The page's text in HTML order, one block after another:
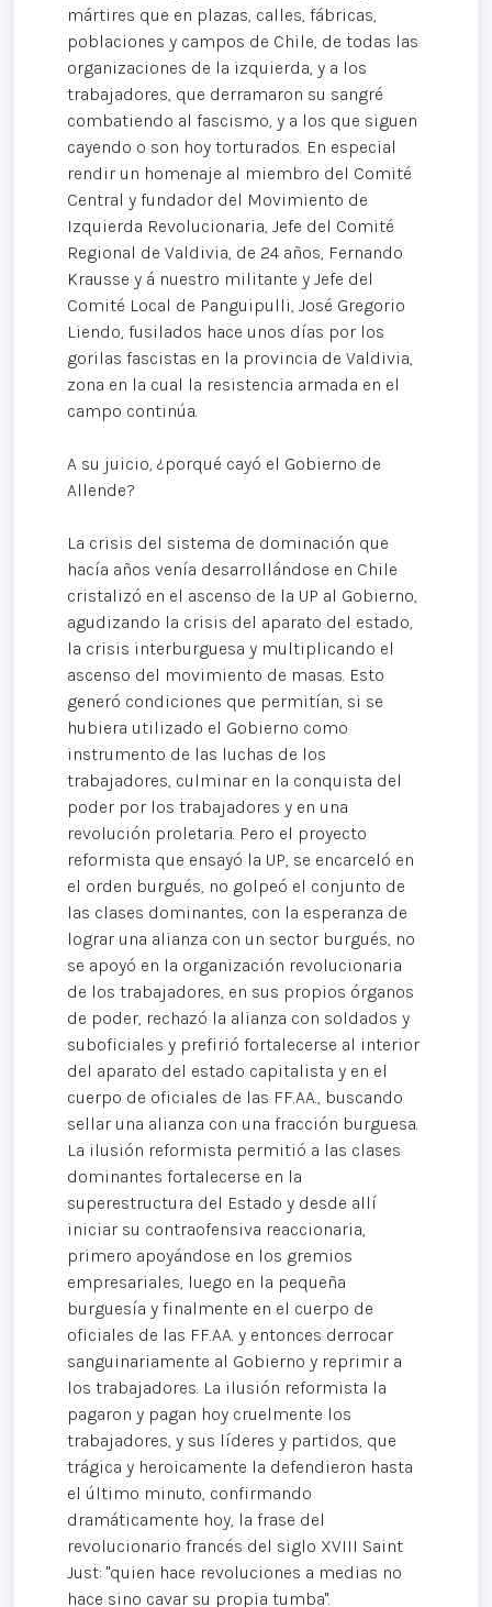
mártires que en plazas, calles, fábricas,
poblaciones y campos de Chile, de todas las
organizaciones de la izquierda, y a los
trabajadores, que derramaron su sangré
combatiendo al fascismo, y a los que siguen
cayendo o son hoy torturados. En especial
rendir un homenaje al miembro del Comité
Central y fundador del Movimiento de
Izquierda Revolucionaria, Jefe del Comité
Regional de Valdivia, de 24 años, Fernando
Krausse y á nuestro militante y Jefe del
Comité Local de Panguipulli, José Gregorio
Liendo, fusilados hace unos días por los
gorilas fascistas en la provincia de Valdivia,
zona en la cual la resistencia armada en el
campo continúa.
A su juicio, ¿porqué cayó el Gobierno de
Allende?
La crisis del sistema de dominación que
hacía años venía desarrollándose en Chile
cristalizó en el ascenso de la UP al Gobierno,
agudizando la crisis del aparato del estado,
la crisis interburguesa y multiplicando el
ascenso del movimiento de masas. Esto
generó condiciones que permitían, si se
hubiera utilizado el Gobierno como
instrumento de las luchas de los
trabajadores, culminar en la conquista del
poder por los trabajadores y en una
revolución proletaria. Pero el proyecto
reformista que ensayó la UP, se encarceló en
el orden burgués, no golpeó el conjunto de
las clases dominantes, con la esperanza de
lograr una alianza con un sector burgués, no
se apoyó en la organización revolucionaria
de los trabajadores, en sus propios órganos
de poder, rechazó la alianza con soldados y
suboficiales y prefirió fortalecerse al interior
del aparato del estado capitalista y en el
cuerpo de oficiales de las FF.AA., buscando
sellar una alianza con una fracción burguesa.
La ilusión reformista permitió a las clases
dominantes fortalecerse en la
superestructura del Estado y desde allí
iniciar su contraofensiva reaccionaria,
primero apoyándose en los gremios
empresariales, luego en la pequeña
burguesía y finalmente en el cuerpo de
oficiales de las FF.AA. y entonces derrocar
sanguinariamente al Gobierno y reprimir a
los trabajadores. La ilusión reformista la
pagaron y pagan hoy cruelmente los
trabajadores, y sus líderes y partidos, que
trágica y heroicamente la defendieron hasta
el último minuto, confirmando
dramáticamente hoy, la frase del
revolucionario francés del siglo XVIII Saint
Just: "quien hace revoluciones a medias no
hace sino cavar su propia tumba".